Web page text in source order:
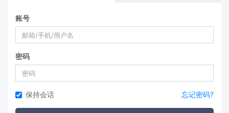
账号
密码
保持会话 忘记密码?